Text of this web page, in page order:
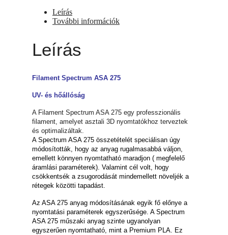
Leírás
További információk
Leírás
Filament Spectrum ASA 275
UV- és hőállóság
A Filament Spectrum ASA 275 egy professzionális
filament, amelyet asztali 3D nyomtatókhoz terveztek
és optimalizáltak.
A Spectrum ASA 275 összetételét speciálisan úgy
módosították, hogy az anyag rugalmasabbá váljon,
emellett könnyen nyomtatható maradjon ( megfelelő
áramlási paraméterek). Valamint cél volt, hogy
csökkentsék a zsugorodását mindemellett növeljék a
rétegek közötti tapadást.
Az ASA 275 anyag módosításának egyik fő előnye a
nyomtatási paraméterek egyszerűsége. A Spectrum
ASA 275 műszaki anyag szinte ugyanolyan
egyszerűen nyomtatható, mint a Premium PLA. Ez